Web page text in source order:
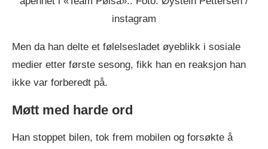
instagram
Men da han delte et følelsesladet øyeblikk i sosiale
medier etter første sesong, fikk han en reaksjon han
ikke var forberedt på.
Møtt med harde ord
Han stoppet bilen, tok frem mobilen og forsøkte å